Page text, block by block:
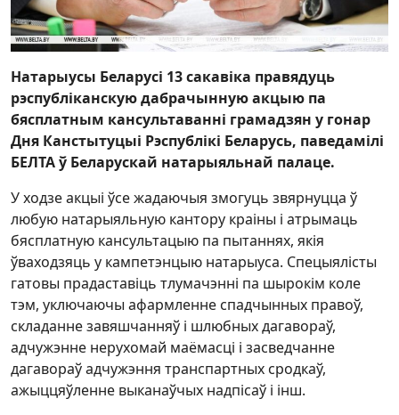
Натарыусы Беларусі 13 сакавіка правядуць
рэспубліканскую дабрачынную акцыю па
бясплатным кансультаванні грамадзян у гонар
Дня Канстытуцыі Рэспублікі Беларусь, паведамілі
БЕЛТА ў Беларускай натарыяльнай палаце.
У ходзе акцыі ўсе жадаючыя змогуць звярнуцца ў
любую натарыяльную кантору краіны і атрымаць
бясплатную кансультацыю па пытаннях, якія
ўваходзяць у кампетэнцыю натарыуса. Спецыялісты
гатовы прадаставіць тлумачэнні па шырокім коле
тэм, уключаючы афармленне спадчынных правоў,
складанне завяшчанняў і шлюбных дагавораў,
адчужэнне нерухомай маёмасці і засведчанне
дагавораў адчужэння транспартных сродкаў,
ажыццяўленне выканаўчых надпісаў і інш.